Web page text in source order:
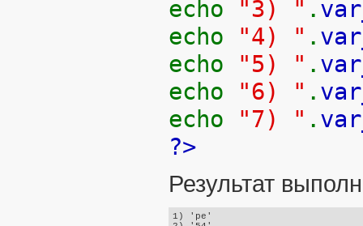
echo
"3) " .
echo
"4) " .
echo
"5) " .
echo
"6) " .
echo
"7) " .
?>
Результат
1) 'pe'